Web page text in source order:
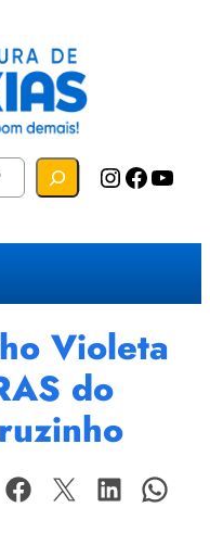
Instagram Facebook YouTube
Violeta
do